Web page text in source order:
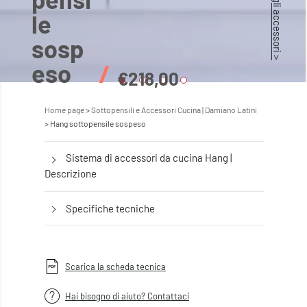
Home page
Sottopensili e Accessori Cucina | Damiano Latini
Hang sottopensile sospeso
le
sosp
eso
/ €218,00
Sistema di accessori da cucina Hang |
Descrizione
Specifiche tecniche
Scarica la scheda tecnica
Hai bisogno di aiuto? Contattaci